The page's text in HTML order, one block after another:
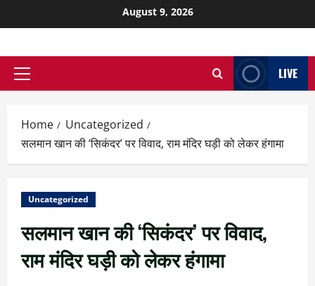
August 9, 2026
LIVE
Home
Uncategorized
सलमान खान की ‘सिकंदर’ पर विवाद, राम मंदिर घड़ी को लेकर हंगामा
Uncategorized
सलमान खान की ‘सिकंदर’ पर विवाद,
राम मंदिर घड़ी को लेकर हंगामा